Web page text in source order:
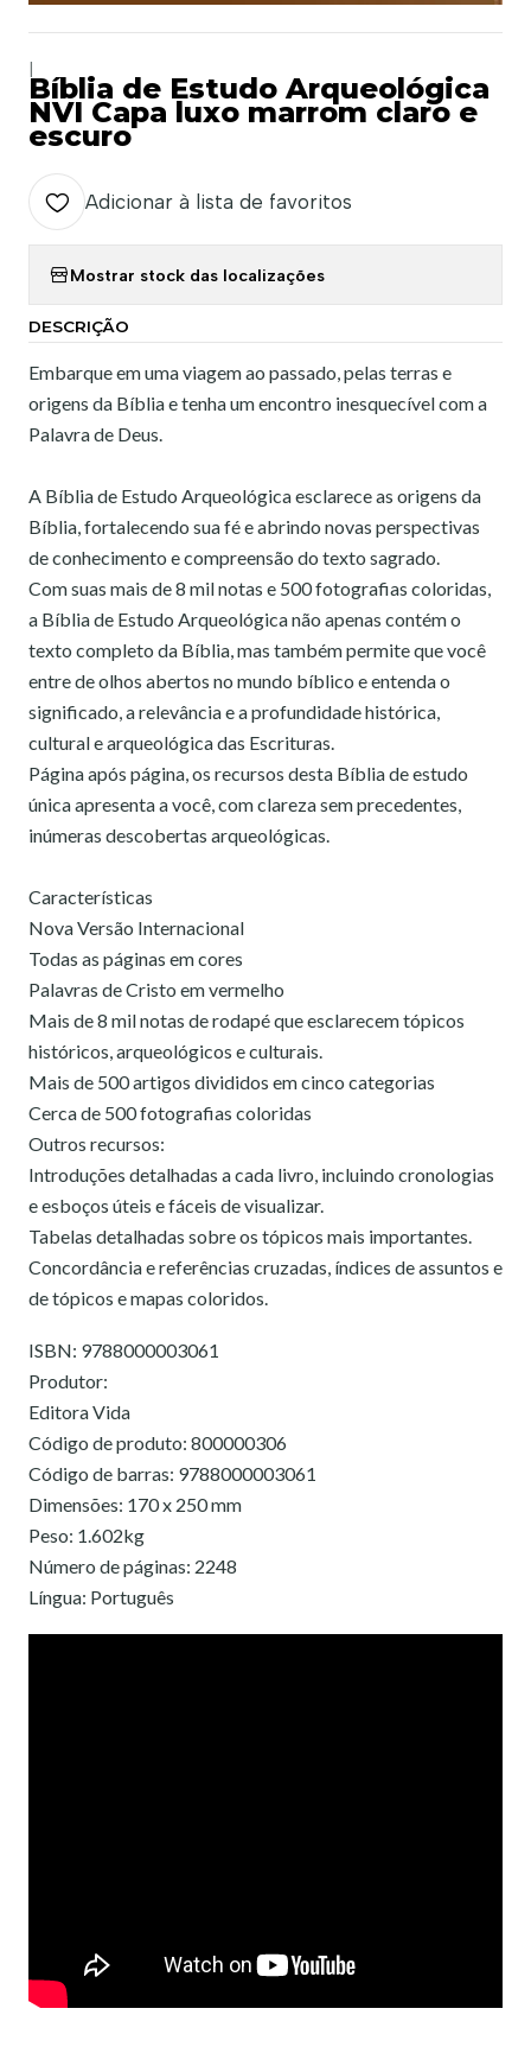
Bíblia de Estudo Arqueológica
NVI Capa luxo marrom claro e
escuro
Adicionar à lista de favoritos
Mostrar stock das localizações
DESCRIÇÃO
Embarque em uma viagem ao passado, pelas terras e
origens da Bíblia e tenha um encontro inesquecível com a
Palavra de Deus.
A Bíblia de Estudo Arqueológica esclarece as origens da
Bíblia, fortalecendo sua fé e abrindo novas perspectivas
de conhecimento e compreensão do texto sagrado.
Com suas mais de 8 mil notas e 500 fotografias coloridas,
a Bíblia de Estudo Arqueológica não apenas contém o
texto completo da Bíblia, mas também permite que você
entre de olhos abertos no mundo bíblico e entenda o
significado, a relevância e a profundidade histórica,
cultural e arqueológica das Escrituras.
Página após página, os recursos desta Bíblia de estudo
única apresenta a você, com clareza sem precedentes,
inúmeras descobertas arqueológicas.
Características
Nova Versão Internacional
Todas as páginas em cores
Palavras de Cristo em vermelho
Mais de 8 mil notas de rodapé que esclarecem tópicos
históricos, arqueológicos e culturais.
Mais de 500 artigos divididos em cinco categorias
Cerca de 500 fotografias coloridas
Outros recursos:
Introduções detalhadas a cada livro, incluindo cronologias
e esboços úteis e fáceis de visualizar.
Tabelas detalhadas sobre os tópicos mais importantes.
Concordância e referências cruzadas, índices de assuntos e
de tópicos e mapas coloridos.
ISBN: 9788000003061
Produtor:
Editora Vida
Código de produto: 800000306
Código de barras: 9788000003061
Dimensões: 170 x 250 mm
Peso: 1.602kg
Número de páginas: 2248
Língua: Português